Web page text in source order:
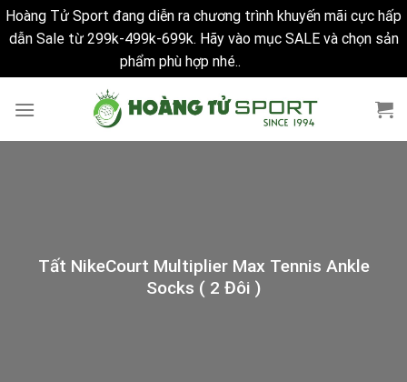
Hoàng Tử Sport đang diễn ra chương trình khuyến mãi cực hấp
dẫn Sale từ 299k-499k-699k. Hãy vào mục SALE và chọn sản
phẩm phù hợp nhé..
Tất NikeCourt Multiplier Max Tennis Ankle
Socks ( 2 Đôi )